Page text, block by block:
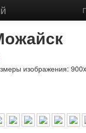
изображения: